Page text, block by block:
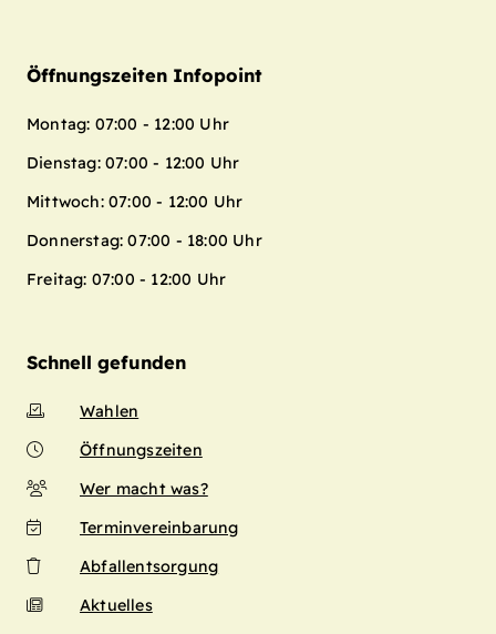
Öffnungszeiten Infopoint
Montag: 07:00 - 12:00 Uhr
Dienstag: 07:00 - 12:00 Uhr
Mittwoch: 07:00 - 12:00 Uhr
Donnerstag: 07:00 - 18:00 Uhr
Freitag: 07:00 - 12:00 Uhr
Schnell gefunden
Wahlen
Öffnungszeiten
Wer macht was?
Terminvereinbarung
Abfallentsorgung
Aktuelles